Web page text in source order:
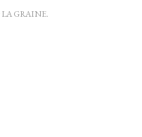
LA GRAINE.